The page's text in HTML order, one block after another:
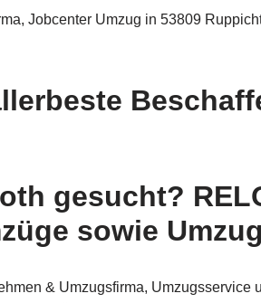
Jobcenter Umzug in 53809
gesucht?
sowie
& Umzugsfirma,